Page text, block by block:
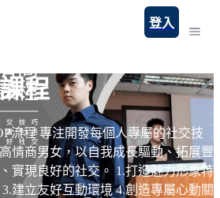
登入
程
流程 專注開發每個人專屬的社交技
情商男女，以自我成長驅動、拓展豐
實現良好的社交。 1.打造魅力形象特
建立友好互動環境 4.創造專屬心動關